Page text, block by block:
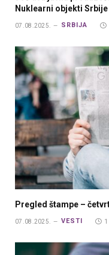
Nuklearni objekti
07.08.2025. SRBIJA
Pregled štampe –
07.08.2025. VESTI 1